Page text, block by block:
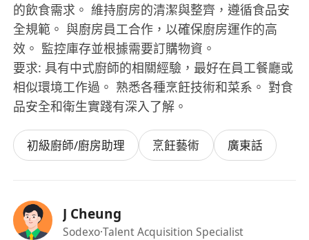
的飲食需求。 維持廚房的清潔與整齊，遵循食品安
全規範。 與廚房員工合作，以確保廚房運作的高
效。 監控庫存並根據需要訂購物資。
要求: 具有中式廚師的相關經驗，最好在員工餐廳或
相似環境工作過。 熟悉各種烹飪技術和菜系。 對食
品安全和衛生實踐有深入了解。
初級廚師/廚房助理 烹飪藝術 廣東話
J Cheung
Sodexo·Talent Acquisition Specialist